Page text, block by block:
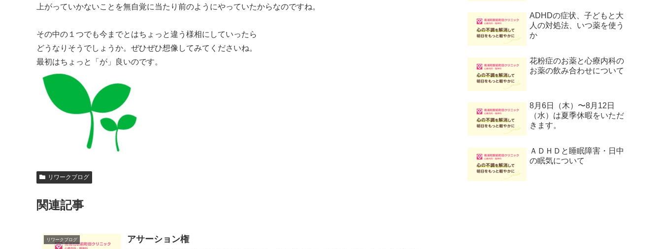
上がっていかないことを無自覚に当たり前のようにやっていたからなのですね。
その中の１つでも今までとはちょっと違う様相にしていったら
どうなりそうでしょうか。ぜひぜひ想像してみてくださいね。
最初はちょっと「が」良いのです。
リワークブログ
関連記事
リワークブログ アサーション権
ADHDの症状、子どもと大
人の対処法、いつ薬を使う
か
花粉症のお薬と心療内科の
お薬の飲み合わせについて
8月6日（木）〜8月12日
（水）は夏季休暇をいただ
きます。
ＡＤＨＤと睡眠障害・日中
の眠気について